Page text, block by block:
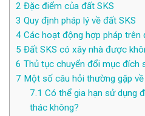
2 Đặc điểm của đất SKS
3 Quy định pháp lý về đất SKS
4 Các hoạt động hợp pháp trên
5 Đất SKS có xây nhà được
6 Thủ tục chuyển đổi mục đích
7 Một số câu hỏi thường gặp
7.1 Có thể gia hạn sử dụng
thác không?